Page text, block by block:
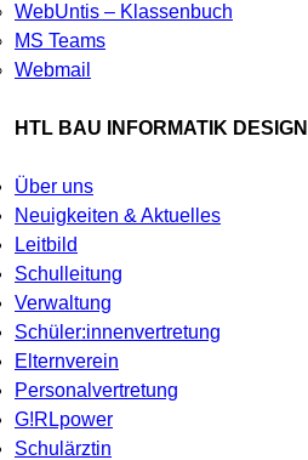
WebUntis – Klassenbuch
MS Teams
Webmail
HTL BAU INFORMATIK DESIGN
Über uns
Neuigkeiten & Aktuelles
Leitbild
Schulleitung
Verwaltung
Schüler:innenvertretung
Elternverein
Personalvertretung
G!RLpower
Schulärztin